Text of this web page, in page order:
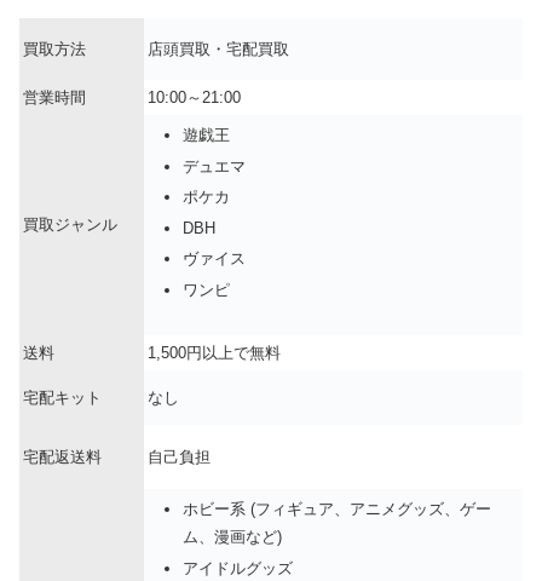
買取方法 店頭買取・宅配買取
営業時間 10:00～21:00
買取ジャンル
遊戯王
デュエマ
ポケカ
DBH
ヴァイス
ワンピ
送料 1,500円以上で無料
宅配キット なし
宅配返送料 自己負担
ホビー系 (フィギュア、アニメグッズ、ゲー
ム、漫画など)
アイドルグッズ